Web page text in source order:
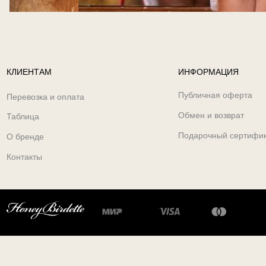
КЛИЕНТАМ
Перевозка и оплата
Таблица
Контакты
О бренде
ИНФОРМАЦИЯ
Публичная оферта
Обмен и возврат
Подарочный